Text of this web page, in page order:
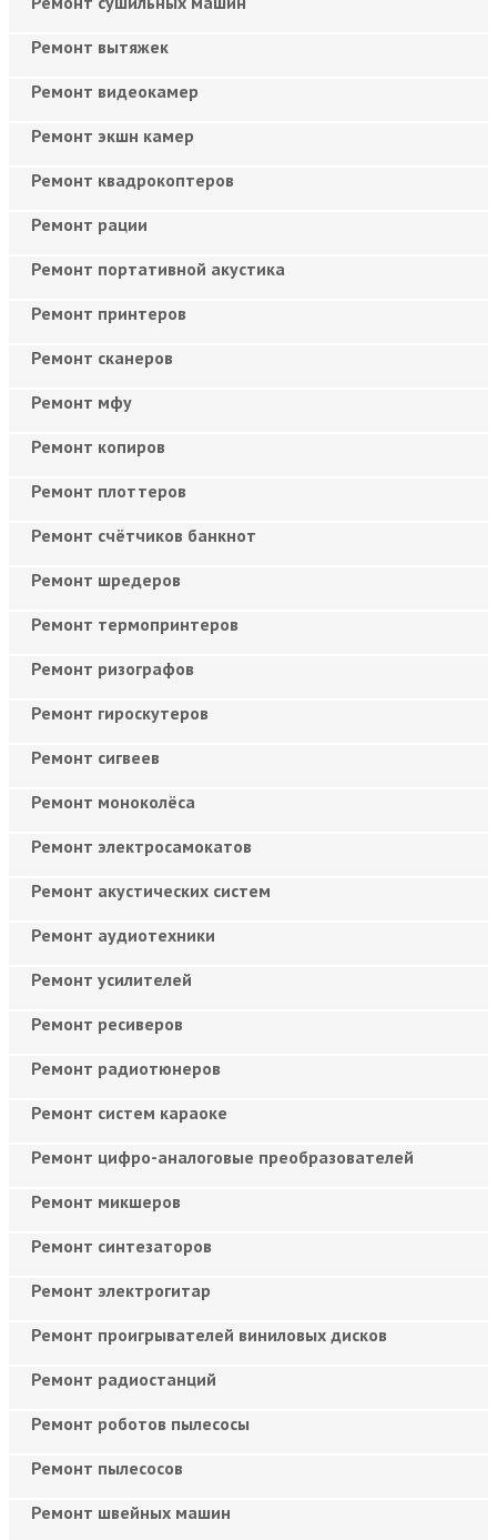
Ремонт вытяжек
Ремонт видеокамер
Ремонт экшн камер
Ремонт квадрокоптеров
Ремонт рации
Ремонт портативной акустика
Ремонт принтеров
Ремонт сканеров
Ремонт мфу
Ремонт копиров
Ремонт плоттеров
Ремонт счётчиков банкнот
Ремонт шредеров
Ремонт термопринтеров
Ремонт ризографов
Ремонт гироскутеров
Ремонт сигвеев
Ремонт моноколёса
Ремонт электросамокатов
Ремонт акустических систем
Ремонт аудиотехники
Ремонт усилителей
Ремонт ресиверов
Ремонт радиотюнеров
Ремонт систем караоке
Ремонт цифро-аналоговые преобразователей
Ремонт микшеров
Ремонт синтезаторов
Ремонт электрогитар
Ремонт проигрывателей виниловых дисков
Ремонт радиостанций
Ремонт роботов пылесосы
Ремонт пылесосов
Ремонт швейных машин